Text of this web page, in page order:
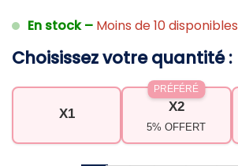
En stock – Moins de 10 disponibles
Choisissez votre quantité :
X1 X2
5% OFFERT
PRÉFÉRÉ